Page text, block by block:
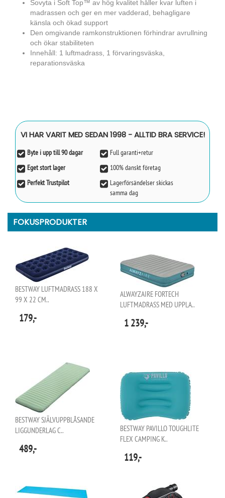
Sovyta i Soft Top™ av hög kvalitet håller kvar luften i
madrassen och ger en mer vadderad, behagligare
känsla och ökad support
Den omgivande ramkonstruktionen förhindrar avrullning
och ökar stabiliteten
Innehåll: 1 luftmadrass, 1 förvaringsväska,
reparationsväska
VI HAR VARIT MED SEDAN 1998 - ALLTID BRA SERVICE!
Byte i upp till 90 dagar
Full garanti+retur
Eget stort lager
100% danskt företag
Perfekt Trustpilot
Lagerförsändelser skickas
samma dag
FOKUSPRODUKTER
BESTWAY LUFTMADRASS 188 X
99 X 22 CM..
179,-
ALWAYZAIRE FORTECH
LUFTMADRASS MED UPPLA..
1 239,-
BESTWAY SJÄLVUPPBLÅSANDE
LIGGUNDERLAG C..
489,-
BESTWAY PAVILLO TOUGHLITE
FLEX CAMPING K..
119,-